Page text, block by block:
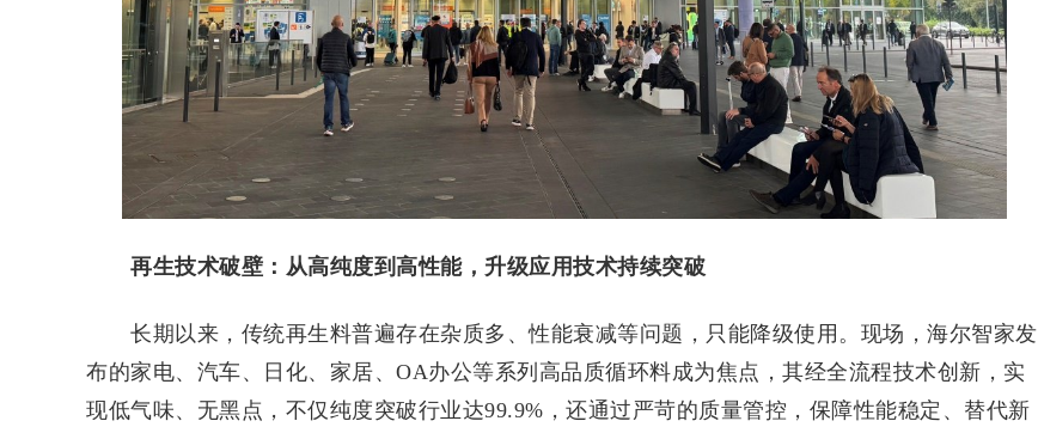
再生技术破壁：从高纯度到高性能，升级应用技术持续突破
长期以来，传统再生料普遍存在杂质多、性能衰减等问题，只能降级使用。现场，海尔智家发
布的家电、汽车、日化、家居、OA办公等系列高品质循环料成为焦点，其经全流程技术创新，实
现低气味、无黑点，不仅纯度突破行业达99.9%，还通过严苛的质量管控，保障性能稳定、替代新